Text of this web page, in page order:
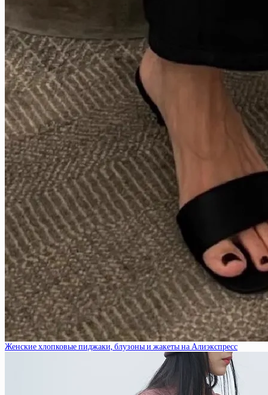
Женские хлопковые пиджаки, блузоны и жакеты на Алиэкспресс